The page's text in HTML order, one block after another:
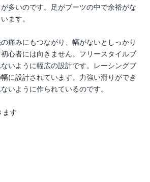
多いのです。足がブーツの中で余裕がな
ます。
痛みにもつながり、幅がないとしっかり
心者には向きません。フリースタイルブ
いように幅広の設計です。レーシングブ
に設計されています。力強い滑りができ
いように作られているのです。
ます